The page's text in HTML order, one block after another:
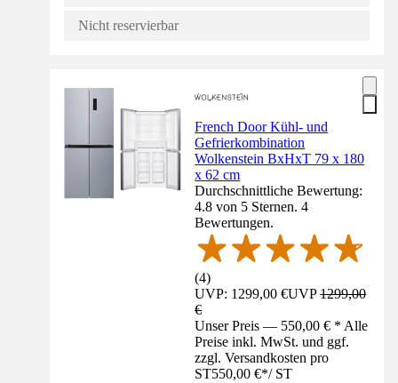
Nicht reservierbar
French Door Kühl- und
Gefrierkombination
Wolkenstein BxHxT 79 x 180
x 62 cm
Durchschnittliche Bewertung:
4.8 von 5 Sternen. 4
Bewertungen.
(4)
UVP: 1299,00 €UVP1299,00
€
Unser Preis — 550,00 € * Alle
Preise inkl. MwSt. und ggf.
zzgl. Versandkosten pro
ST550,00 €*/ ST